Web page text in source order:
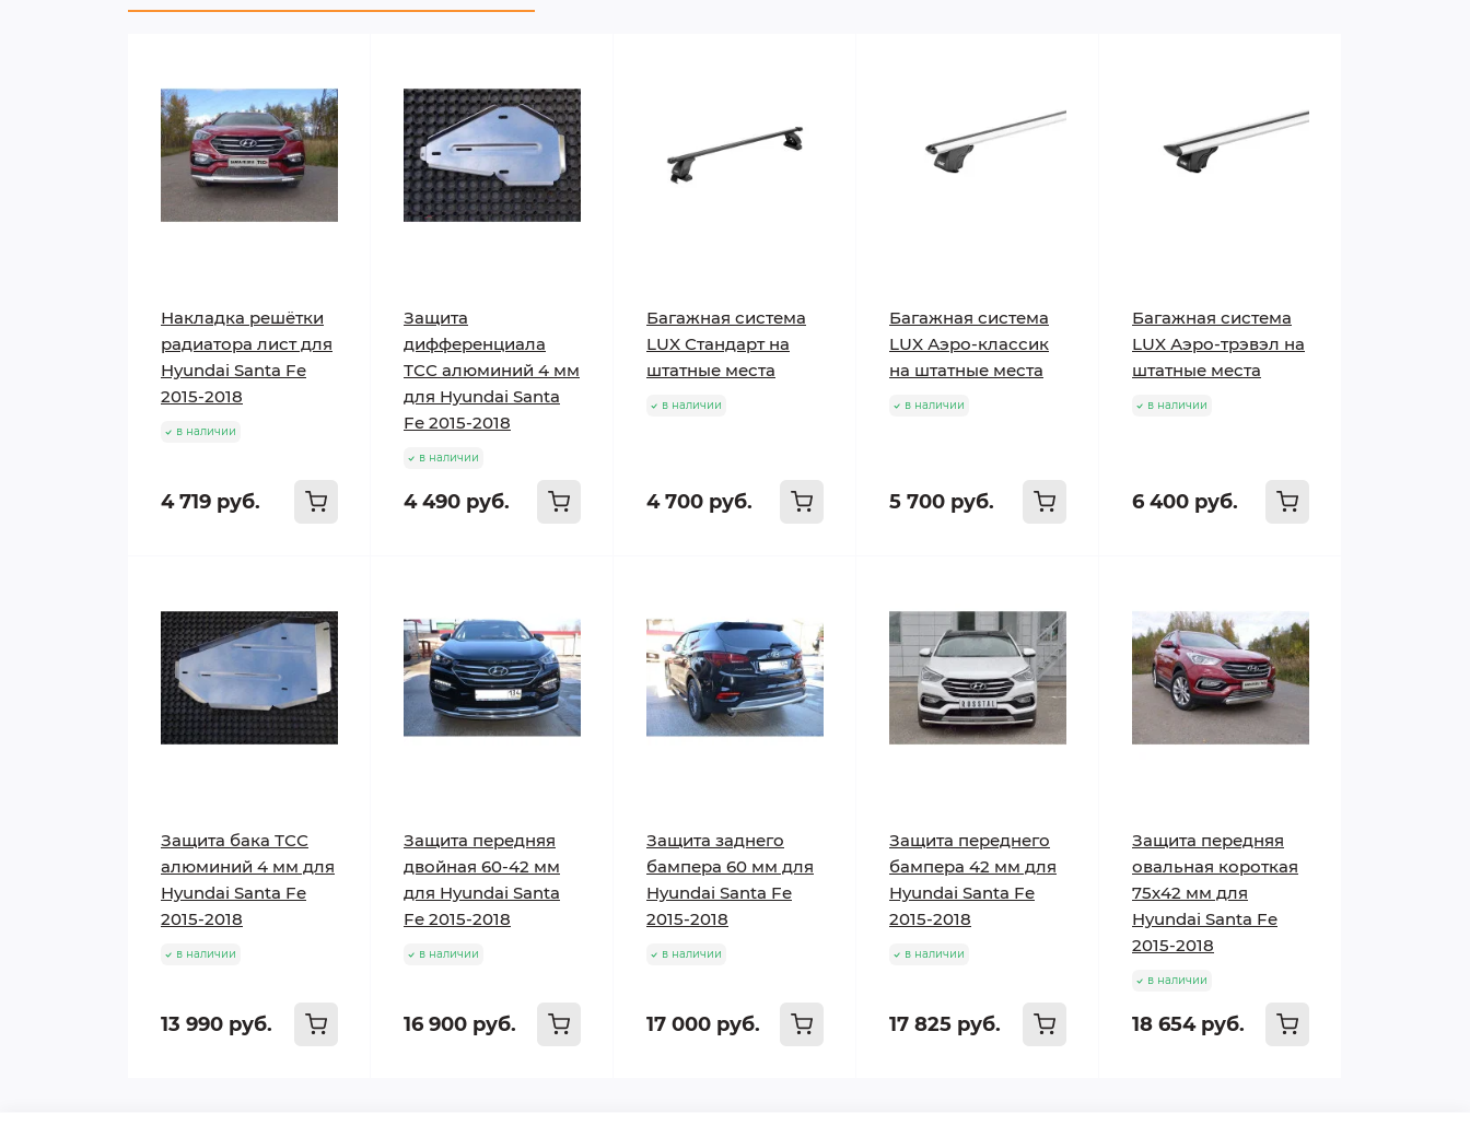
Накладка решётки
радиатора лист для
Hyundai Santa Fe
2015-2018
в наличии
4 719 руб.
Защита
дифференциала
ТСС алюминий 4 мм
для Hyundai Santa
Fe 2015-2018
в наличии
4 490 руб.
Багажная система
LUX Стандарт на
штатные места
в наличии
4 700 руб.
Багажная система
LUX Аэро-классик
на штатные места
в наличии
5 700 руб.
Багажная система
LUX Аэро-трэвэл на
штатные места
в наличии
6 400 руб.
Защита бака ТСС
алюминий 4 мм для
Hyundai Santa Fe
2015-2018
в наличии
13 990 руб.
Защита передняя
двойная 60-42 мм
для Hyundai Santa
Fe 2015-2018
в наличии
16 900 руб.
Защита заднего
бампера 60 мм для
Hyundai Santa Fe
2015-2018
в наличии
17 000 руб.
Защита переднего
бампера 42 мм для
Hyundai Santa Fe
2015-2018
в наличии
17 825 руб.
Защита передняя
овальная короткая
75х42 мм для
Hyundai Santa Fe
2015-2018
в наличии
18 654 руб.